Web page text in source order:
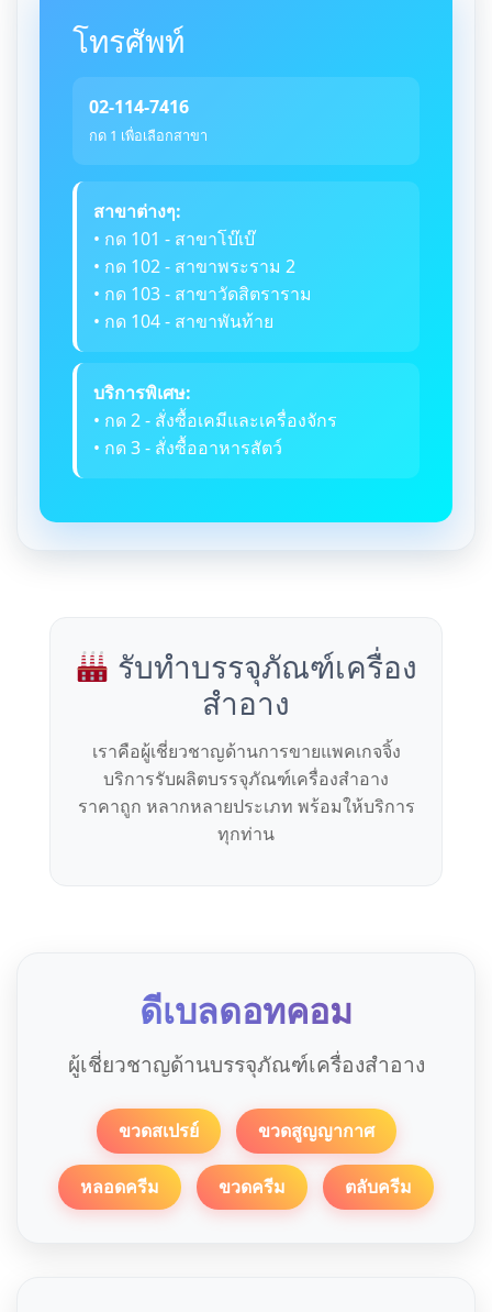
โทรศัพท์
02-114-7416
กด 1 เพื่อเลือกสาขา
สาขาต่างๆ:
• กด 101 - สาขาโบ๊เบ๊
• กด 102 - สาขาพระราม 2
• กด 103 - สาขาวัดสิตราราม
• กด 104 - สาขาพันท้าย
บริการพิเศษ:
• กด 2 - สั่งซื้อเคมีและเครื่องจักร
• กด 3 - สั่งซื้ออาหารสัตว์
รับทำบรรจุภัณฑ์เครื่อง
สำอาง
เราคือผู้เชี่ยวชาญด้านการขายแพคเกจจิ้ง
บริการรับผลิตบรรจุภัณฑ์เครื่องสำอาง
ราคาถูก หลากหลายประเภท พร้อมให้บริการ
ทุกท่าน
ดีเบลดอทคอม
ผู้เชี่ยวชาญด้านบรรจุภัณฑ์เครื่องสำอาง
ขวดสเปรย์ ขวดสูญญากาศ
หลอดครีม ขวดครีม ตลับครีม